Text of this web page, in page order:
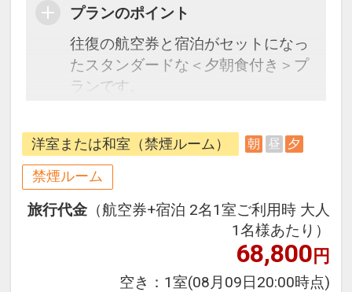
プランのポイント
往復の航空券と宿泊がセットになっ
たスタンダードな＜夕朝食付き＞プ
ランです。
できるダイナミックパッケージだか
ら、一都市滞在はもちろん周遊旅行
にも最適！
旅行期間中の1泊だけの宿泊や延
泊・飛び泊なども自由自在です。
フライトは、安心のJAL（または
JALグループ）確約！フライトマイ
ル50%貯まります。
洋室または和室（禁煙ルーム） 朝 昼 夕
禁煙ルーム
旅行代金 （航空券+宿泊 2名1室ご利用時 大人
1名様あたり）
68,800円
空き： 1室(08月09日20:00時点)